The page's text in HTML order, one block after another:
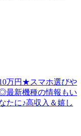
万円★スマホ選びや
最新機種の情報もい
たに♪高収入＆嬉し